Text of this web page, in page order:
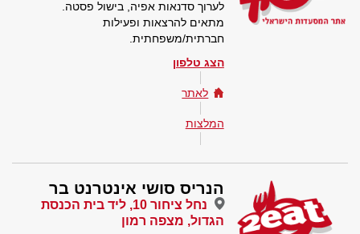
לערוך סדנאות אפיה, בישול פסטה.
מתאים להרצאות ופעילות
חברתית/משפחתית.
הצג טלפון
לאתר
המלצות
הנריס סושי אינטרנט בר
נחל ציחור 10, ליד בית הכנסת
הגדול, מצפה רמון